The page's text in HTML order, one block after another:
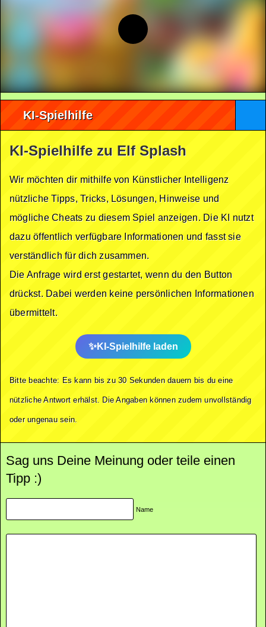
KI-Spielhilfe
KI-Spielhilfe zu Elf Splash
Wir möchten dir mithilfe von Künstlicher Intelligenz
nützliche Tipps, Tricks, Lösungen, Hinweise und
mögliche Cheats zu diesem Spiel anzeigen. Die KI nutzt
dazu öffentlich verfügbare Informationen und fasst sie
verständlich für dich zusammen.
Die Anfrage wird erst gestartet, wenn du den Button
drückst. Dabei werden keine persönlichen Informationen
übermittelt.
KI-Spielhilfe laden
Bitte beachte: Es kann bis zu 30 Sekunden dauern bis du eine
nützliche Antwort erhälst. Die Angaben können zudem unvollständig
oder ungenau sein.
Sag uns Deine Meinung oder teile einen
Tipp :)
Name